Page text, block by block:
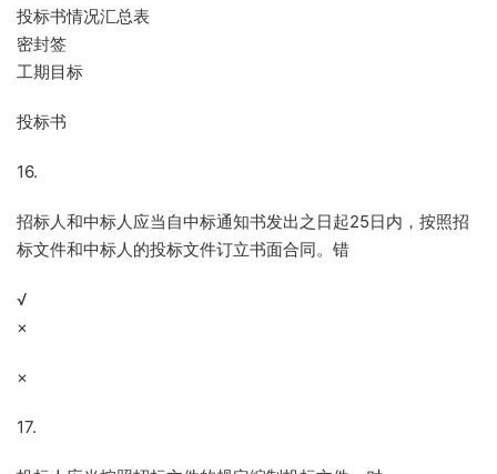
投标书情况汇总表
密封签
工期目标
投标书
16.
招标人和中标人应当自中标通知书发出之日起25日内，按照招
标文件和中标人的投标文件订立书面合同。错
√
×
×
17.